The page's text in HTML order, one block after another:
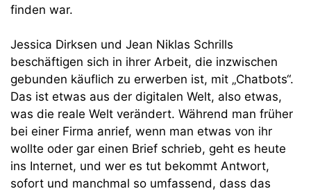
finden war.
Jessica Dirksen und Jean Niklas Schrills
beschäftigen sich in ihrer Arbeit, die inzwischen
gebunden käuflich zu erwerben ist, mit „Chatbots“.
Das ist etwas aus der digitalen Welt, also etwas,
was die reale Welt verändert. Während man früher
bei einer Firma anrief, wenn man etwas von ihr
wollte oder gar einen Brief schrieb, geht es heute
ins Internet, und wer es tut bekommt Antwort,
sofort und manchmal so umfassend, dass das